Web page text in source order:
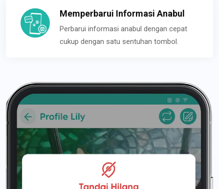
Memperbarui Informasi Anabul
Perbarui informasi anabul dengan cepat
cukup dengan satu sentuhan tombol.